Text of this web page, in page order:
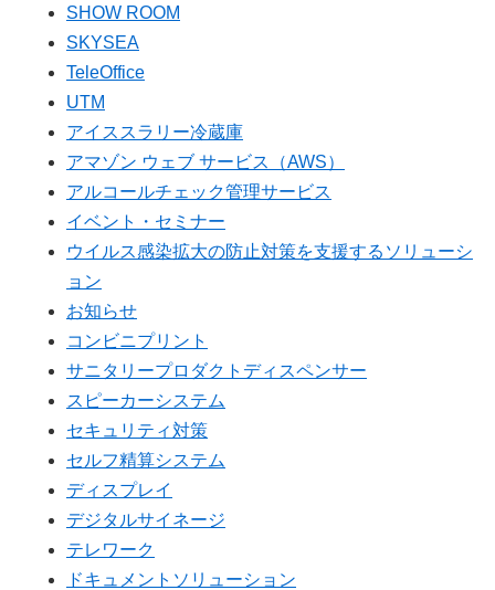
SHOW ROOM
SKYSEA
TeleOffice
UTM
アイススラリー冷蔵庫
アマゾン ウェブ サービス（AWS）
アルコールチェック管理サービス
イベント・セミナー
ウイルス感染拡大の防止対策を支援するソリューシ
ョン
お知らせ
コンビニプリント
サニタリープロダクトディスペンサー
スピーカーシステム
セキュリティ対策
セルフ精算システム
ディスプレイ
デジタルサイネージ
テレワーク
ドキュメントソリューション